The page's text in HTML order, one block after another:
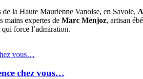
la Haute Maurienne Vanoise, en Savoie,
mains expertes de Marc Menjoz, artisan
qui force l’admiration.
chez vous…